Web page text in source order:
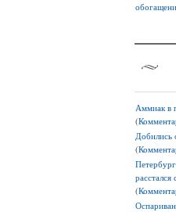
Аммиак в
(
Добились
(
(